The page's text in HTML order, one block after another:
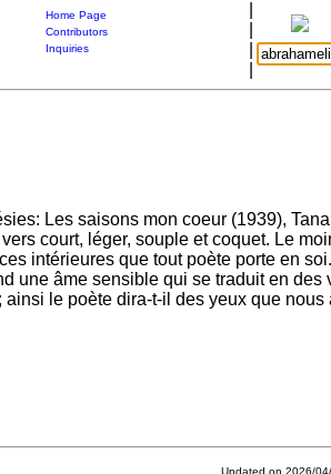
Home Page
Contributors
Inquiries
Les saisons mon coeur (1939),
court, léger, souple et coquet. Le
intérieures que tout poète porte en
une âme sensible qui se traduit en des
le poète dira-t-il des yeux que
Updated on 2026/